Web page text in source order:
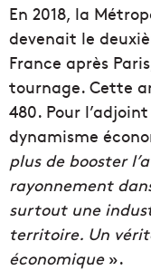
En 2018, la
devenait le
France après
tournage. Cette
480. Pour
dynamisme
plus de booster
rayonnement
surtout une
territoire. Un
économique».